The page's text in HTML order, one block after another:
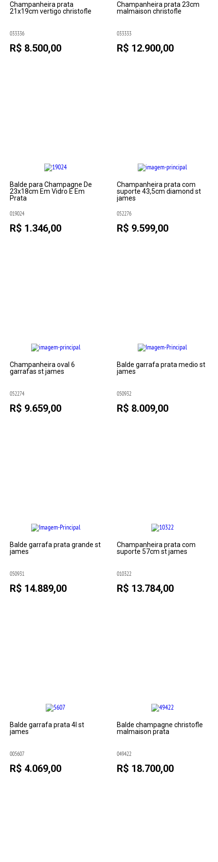
Champanheira prata
21x19cm vertigo christofle
033336
R$ 8.500,00
Champanheira prata 23cm
malmaison christofle
033333
R$ 12.900,00
Balde para Champagne De
23x18cm Em Vidro E Em
Prata
019024
R$ 1.346,00
Champanheira prata com
suporte 43,5cm diamond st
james
052276
R$ 9.599,00
Champanheira oval 6
garrafas st james
052274
R$ 9.659,00
Balde garrafa prata medio st
james
050932
R$ 8.009,00
Balde garrafa prata grande st
james
050931
R$ 14.889,00
Champanheira prata com
suporte 57cm st james
010322
R$ 13.784,00
Balde garrafa prata 4l st
james
005607
R$ 4.069,00
Balde champagne christofle
malmaison prata
049422
R$ 18.700,00